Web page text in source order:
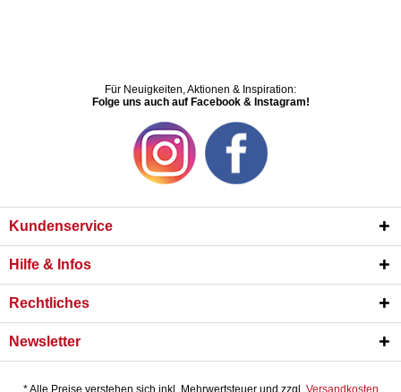
Für Neuigkeiten, Aktionen & Inspiration:
Folge uns auch auf Facebook & Instagram!
Kundenservice
Hilfe & Infos
Rechtliches
Newsletter
* Alle Preise verstehen sich inkl. Mehrwertsteuer und zzgl. Versandkosten